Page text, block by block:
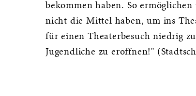
bekommen haben. So
nicht die Mittel haben, um ins
für einen Theaterbesuch niedrig
Jugendliche zu eröffnen!"